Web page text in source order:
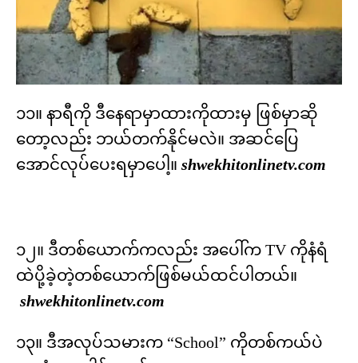
၁၁။ နာရီကို ဒီနေရာမှာထားကိုထားမှ ဖြစ်မှာဆို
တော့လည်း ဘယ်တက်နိုင်မလဲ။ အဆင်ပြေ
အောင်လုပ်ပေးရမှာပေါ့။ shwekhitonlinetv.com
၁၂။ ဒီတစ်ယောက်ကလည်း အပေါ်က TV ကိုနံရံ
ထဲပို့ခဲ့တဲ့တစ်ယောက်ဖြစ်မယ်ထင်ပါတယ်။
shwekhitonlinetv.com
၁၃။ ဒီအလုပ်သမားက “School” ကိုတစ်ကယ်ပဲ